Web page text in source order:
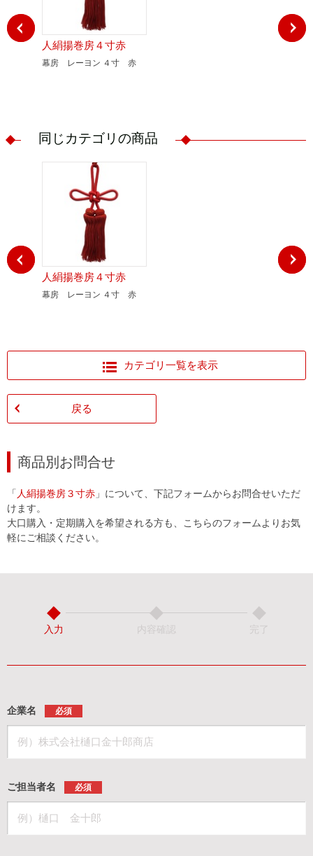
人絹揚巻房４寸赤
幕房 レーヨン ４寸 赤
人絹揚
同じカテゴリの商品
人絹揚巻房４寸赤
幕房 レーヨン ４寸 赤
人絹揚
戻る
カテゴリ一覧を表示
商品別お問合せ
「 人絹揚巻房３寸赤 」について、下記フォームからお問合せいただ
けます。
大口購入・定期購入を希望される方も、こちらのフォームよりお気
軽にご相談ください。
入力 内容確認 完了
企業名 必須
ご担当者名 必須